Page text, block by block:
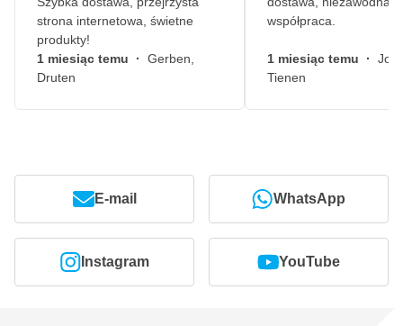
strona internetowa, świetne
produkty!
1 miesiąc temu · Gerben,
Druten
współpraca.
1 miesiąc temu ·
Tienen
E-mail WhatsApp
Instagram YouTube